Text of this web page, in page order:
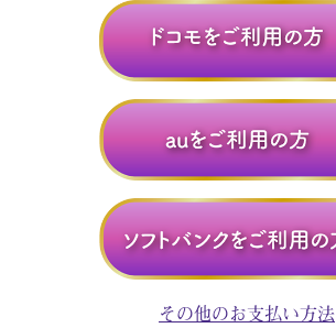
その他のお支払い方法